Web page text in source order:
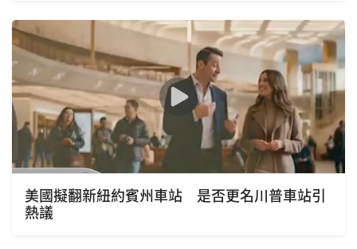
美國擬翻新紐約賓州車站 是否更名川普車站引
熱議